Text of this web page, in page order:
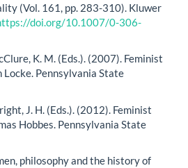
(Vol. 161, pp. 283-310). Kluwer
doi.org/10.1007/0-306-
K. M. (Eds.). (2007). Feminist
Pennsylvania State
J. H. (Eds.). (2012). Feminist
Hobbes. Pennsylvania State
philosophy and the history of